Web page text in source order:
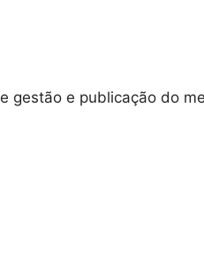
gestão e publicação do